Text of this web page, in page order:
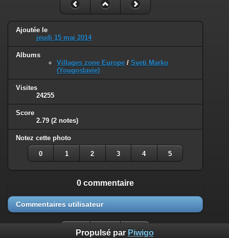
Ajoutée le
jeudi 15 mai 2014
Albums
Villages zone Europe / Sveti Marko
(Yougoslavie)
Visites
24255
Score
2.79 (2 notes)
Notez cette photo
0 1 2 3 4 5
0 commentaire
Commentaires utilisateur
Propulsé par Piwigo